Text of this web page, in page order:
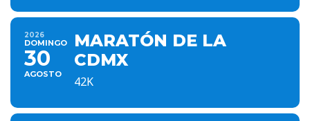
2026
DOMINGO
30
AGOSTO
MARATÓN DE LA
CDMX
42K